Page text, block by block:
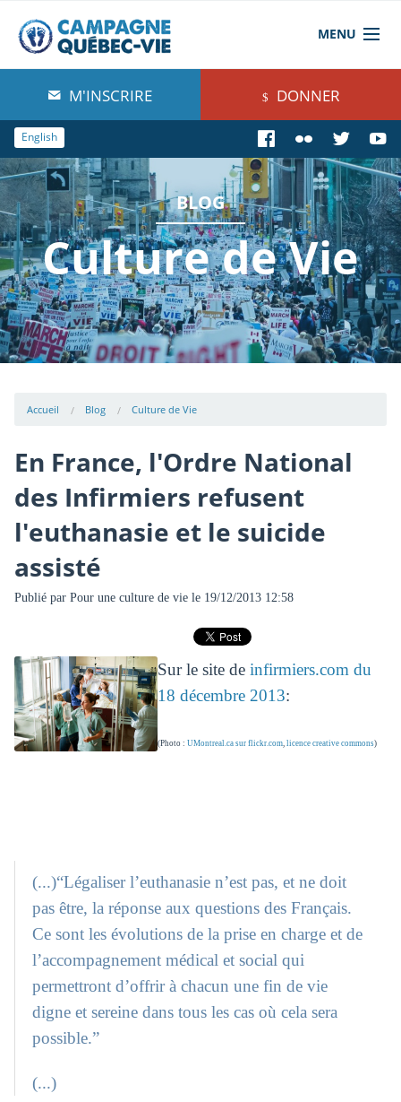
MENU
À propos de nous
Blog
Comprendre
Agir
Boutique
M'INSCRIRE DONNER
English
BLOG
Culture de Vie
Accueil Blog Culture de Vie
En France, l'Ordre National
des Infirmiers refusent
l'euthanasie et le suicide
assisté
Publié par Pour une culture de viele 19/12/2013 12:58
Sur le site de infirmiers.com du
18 décembre 2013:
(Photo : UMontreal.ca sur flickr.com, licence creative commons)
(...)“Légaliser l’euthanasie n’est pas, et ne doit
pas être, la réponse aux questions des Français.
Ce sont les évolutions de la prise en charge et de
l’accompagnement médical et social qui
permettront d’offrir à chacun une fin de vie
digne et sereine dans tous les cas où cela sera
possible.”
(...)